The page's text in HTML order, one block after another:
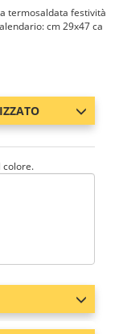
termosaldata festività
cm 29x47 ca
colore.